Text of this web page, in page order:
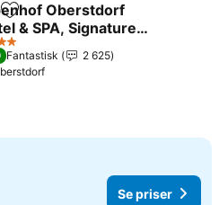
Legg til i favoritter
Oberstdorf
& SPA, Signature
by BW
Fantastisk
2 625
Se priser